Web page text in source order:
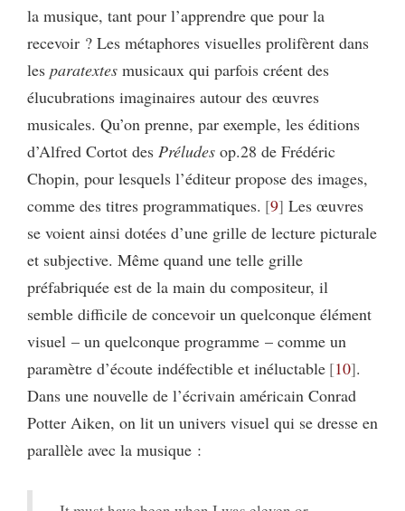
la musique, tant pour l’apprendre que pour la
recevoir ? Les métaphores visuelles prolifèrent dans
les paratextes musicaux qui parfois créent des
élucubrations imaginaires autour des œuvres
musicales. Qu’on prenne, par exemple, les éditions
d’Alfred Cortot des Préludes op.28 de Frédéric
Chopin, pour lesquels l’éditeur propose des images,
comme des titres programmatiques. 9 Les œuvres
se voient ainsi dotées d’une grille de lecture picturale
et subjective. Même quand une telle grille
préfabriquée est de la main du compositeur, il
semble difficile de concevoir un quelconque élément
visuel – un quelconque programme – comme un
paramètre d’écoute indéfectible et inéluctable 10 .
Dans une nouvelle de l’écrivain américain Conrad
Potter Aiken, on lit un univers visuel qui se dresse en
parallèle avec la musique :